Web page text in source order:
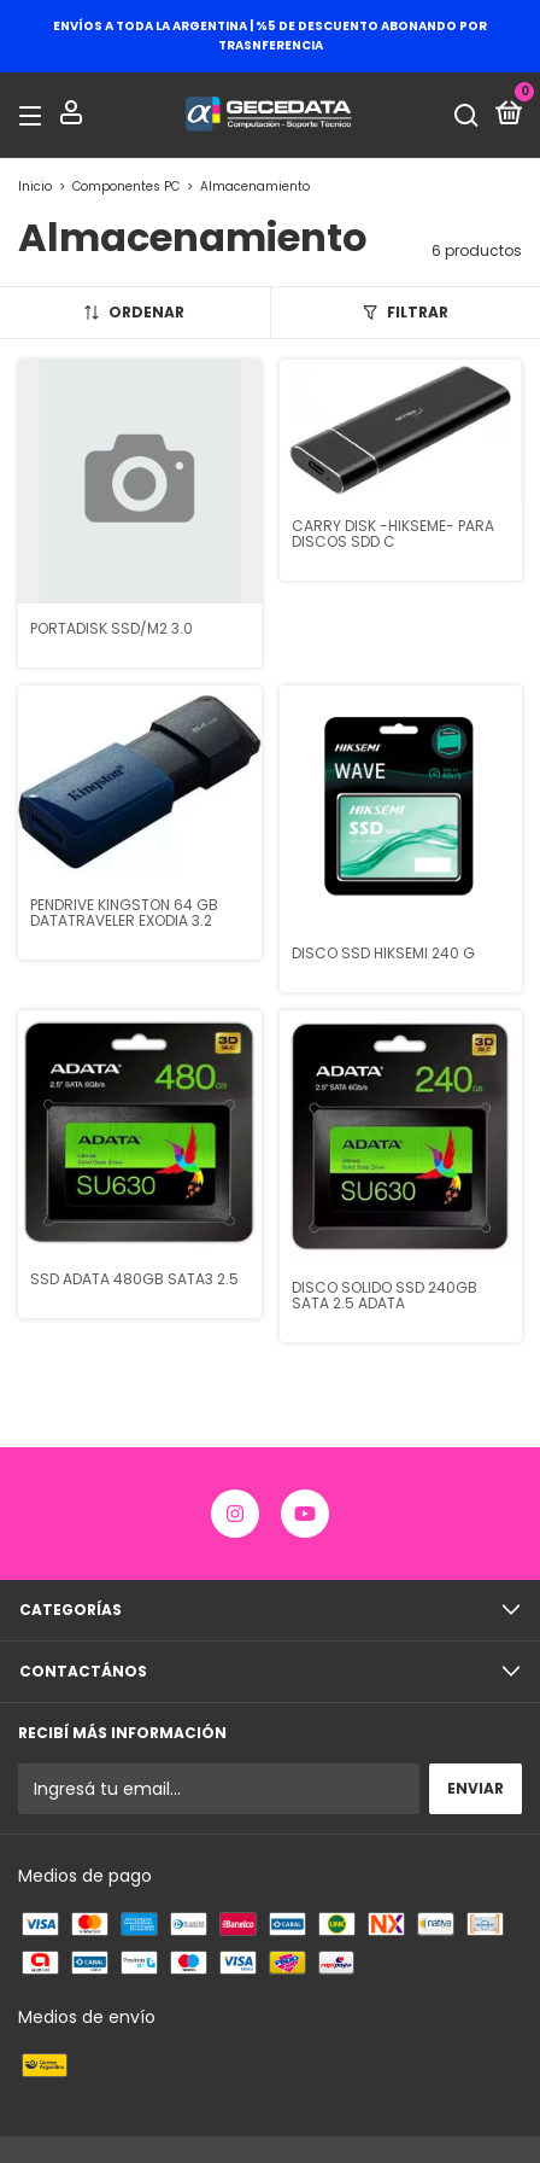
ENVÍOS A TODA LA ARGENTINA | %5 DE DESCUENTO ABONANDO POR
TRASNFERENCIA
0
Inicio > Componentes PC > Almacenamiento
Almacenamiento 6 productos
ORDENAR FILTRAR
PORTADISK SSD/M2 3.0
CARRY DISK -HIKSEME- PARA
DISCOS SDD C
PENDRIVE KINGSTON 64 GB
DATATRAVELER EXODIA 3.2
DISCO SSD HIKSEMI 240 G
SSD ADATA 480GB SATA3 2.5 DISCO SOLIDO SSD 240GB
SATA 2.5 ADATA
CATEGORÍAS
CONTACTÁNOS
RECIBÍ MÁS INFORMACIÓN
Medios de pago
Medios de envío